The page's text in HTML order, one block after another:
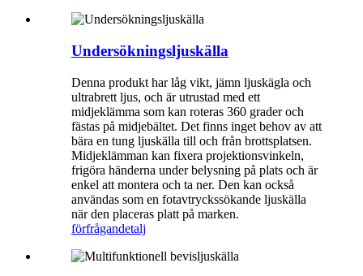
Undersökningsljuskälla
Denna produkt har låg vikt, jämn ljuskägla och
ultrabrett ljus, och är utrustad med ett
midjeklämma som kan roteras 360 grader och
fästas på midjebältet. Det finns inget behov av att
bära en tung ljuskälla till och från brottsplatsen.
Midjeklämman kan fixera projektionsvinkeln,
frigöra händerna under belysning på plats och är
enkel att montera och ta ner. Den kan också
användas som en fotavtryckssökande ljuskälla
när den placeras platt på marken.
förfrågandetalj